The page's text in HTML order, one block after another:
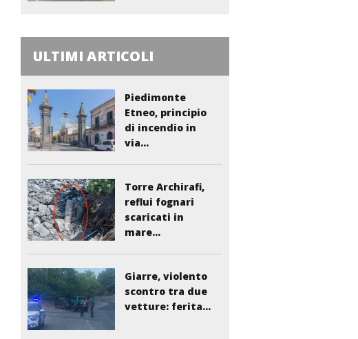
ULTIMI ARTICOLI
Piedimonte
Etneo, principio
di incendio in
via...
Torre Archirafi,
reflui fognari
scaricati in
mare...
Giarre, violento
scontro tra due
vetture: ferita...